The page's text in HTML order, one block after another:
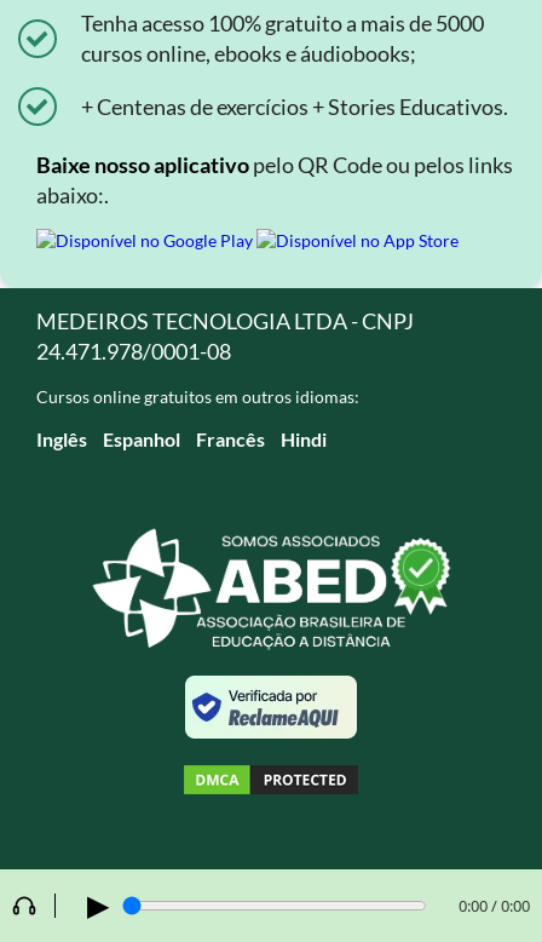
▶ 0:00 / 0:00
Tenha acesso 100% gratuito a mais de 5000
cursos online, ebooks e áudiobooks;
+ Centenas de exercícios + Stories Educativos.
Baixe nosso aplicativopelo QR Code ou pelos links
abaixo:.
MEDEIROS TECNOLOGIA LTDA - CNPJ
24.471.978/0001-08
Cursos online gratuitos em outros idiomas:
Inglês Espanhol Francês Hindi